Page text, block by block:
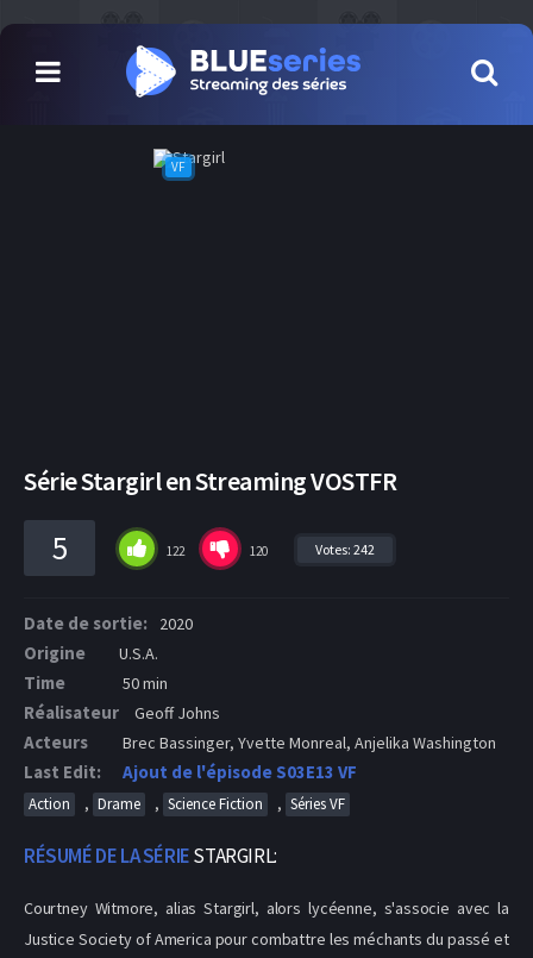
VF
Série Stargirl en Streaming VOSTFR
5 122 120 Votes: 242
Date de sortie: 2020
Origine U.S.A.
Time 50 min
Réalisateur Geoff Johns
Acteurs Brec Bassinger, Yvette Monreal, Anjelika Washington
Last Edit: Ajout de l'épisode S03E13 VF
Action , Drame , Science Fiction , Séries VF
RÉSUMÉ DE LA SÉRIESTARGIRL:
Courtney Witmore, alias Stargirl, alors lycéenne, s'associe avec la
Justice Society of America pour combattre les méchants du passé et